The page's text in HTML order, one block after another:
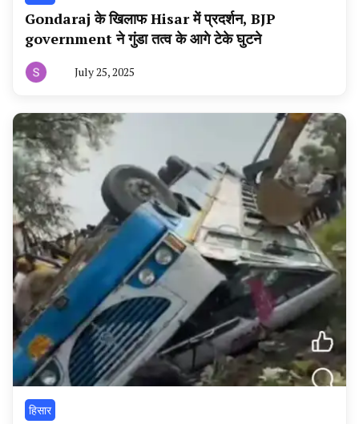
Gondaraj के खिलाफ Hisar में प्रदर्शन, BJP
government ने गुंडा तत्व के आगे टेके घुटने
टूडे
July 25, 2025
हिसार